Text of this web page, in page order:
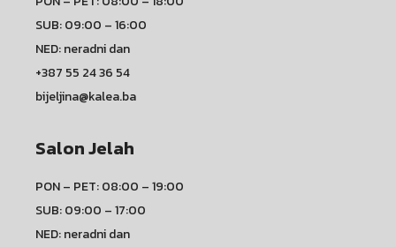
SUB: 09:00 – 16:00
NED: neradni dan
+387 55 24 36 54
bijeljina@kalea.ba
Salon Jelah
PON – PET: 08:00 – 19:00
SUB: 09:00 – 17:00
NED: neradni dan